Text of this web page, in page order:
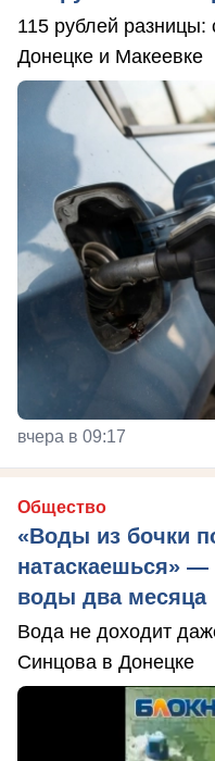
115 рублей разницы:
Донецке и Макеевке
вчера в 09:17
Общество
«Воды из бочки
натаскаешься» —
воды два месяца
Вода не доходит
Синцова в Донецке